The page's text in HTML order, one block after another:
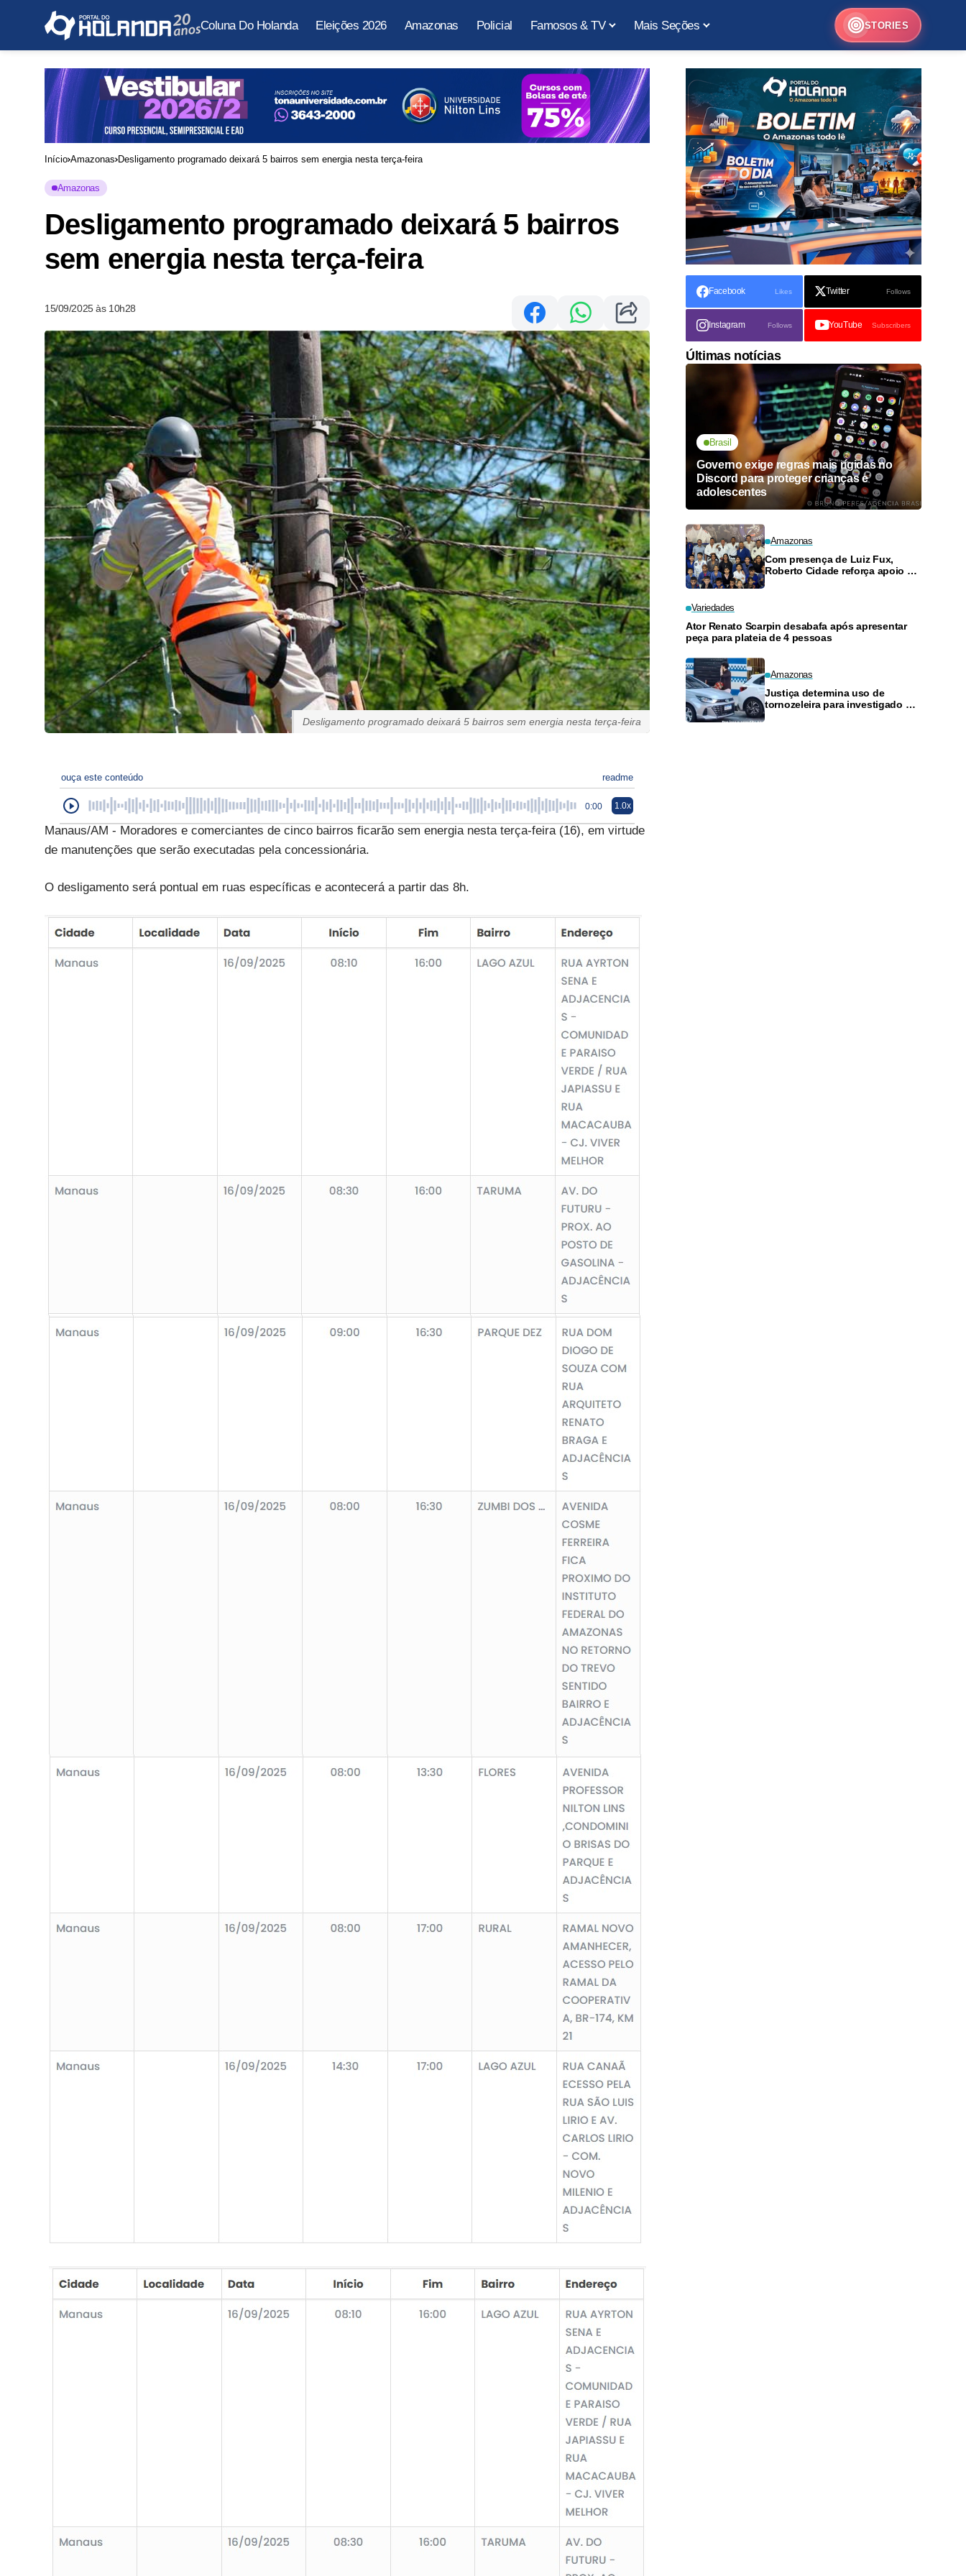
Coluna Do Holanda Eleições 2026 Amazonas Policial Famosos & TV Mais Seções STORIES
Início Amazonas Desligamento programado deixará 5 bairros sem energia nesta terça-feira
Amazonas
Desligamento programado deixará 5 bairros
sem energia nesta terça-feira
15/09/2025 às 10h28
Desligamento programado deixará 5 bairros sem energia nesta terça-feira
ouça este conteúdo readme
0:00 1.0x
Manaus/AM - Moradores e comerciantes de cinco bairros ficarão sem energia nesta terça-feira (16), em virtude
de manutenções que serão executadas pela concessionária.
O desligamento será pontual em ruas específicas e acontecerá a partir das 8h.
Facebook Likes Twitter Follows
Instagram Follows YouTube Subscribers
Últimas notícias
Brasil
Governo exige regras mais rígidas no
Discord para proteger crianças e
adolescentes
Amazonas
Com presença de Luiz Fux,
Roberto Cidade reforça apoio a
Variedades
Ator Renato Scarpin desabafa após apresentar
peça para plateia de 4 pessoas
Amazonas
Justiça determina uso de
tornozeleira para investigado por